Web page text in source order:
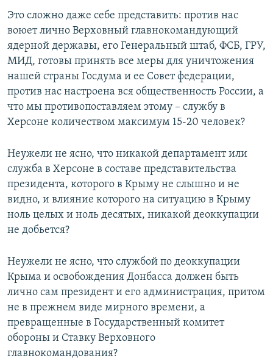
Это сложно даже себе представить: против нас
воюет лично Верховный главнокомандующий
ядерной державы, его Генеральный штаб, ФСБ, ГРУ,
МИД, готовы принять все меры для уничтожения
нашей страны Госдума и ее Совет федерации,
против нас настроена вся общественность России, а
что мы противопоставляем этому – службу в
Херсоне количеством максимум 15-20 человек?
Неужели не ясно, что никакой департамент или
служба в Херсоне в составе представительства
президента, которого в Крыму не слышно и не
видно, и влияние которого на ситуацию в Крыму
ноль целых и ноль десятых, никакой деоккупации
не добьется?
Неужели не ясно, что службой по деоккупации
Крыма и освобождения Донбасса должен быть
лично сам президент и его администрация, притом
не в прежнем виде мирного времени, а
превращенные в Государственный комитет
обороны и Ставку Верховного
главнокомандования?